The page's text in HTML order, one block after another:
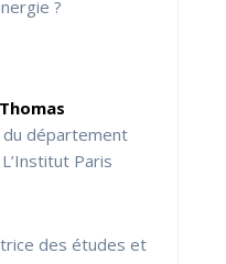
?
Thomas
département
Paris
des études et